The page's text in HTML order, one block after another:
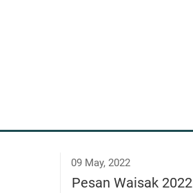
09 May, 2022
Pesan Waisak 2022